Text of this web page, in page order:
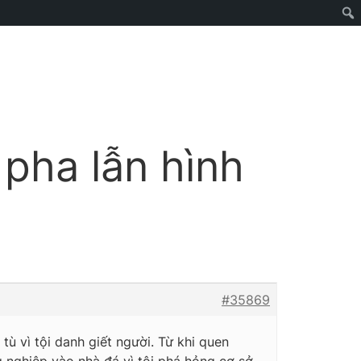
lẫn hình
#35869
vì tội danh giết người. Từ khi quen